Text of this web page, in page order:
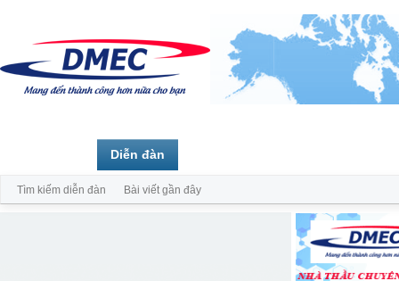
Diễn đàn
Tìm kiếm diễn đàn Bài viết gần đây